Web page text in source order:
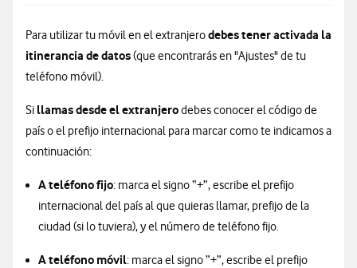
Para utilizar tu móvil en el extranjerodebes tener activada la
itinerancia de datos(que encontrarás en "Ajustes" de tu
teléfono móvil).
Si llamas desde el extranjerodebes conocer el código de
país o el prefijo internacional para marcar como te indicamos a
continuación:
A teléfono fijo: marca el signo “+”, escribe el prefijo
internacional del país al que quieras llamar, prefijo de la
ciudad (si lo tuviera), y el número de teléfono fijo.
A teléfono móvil: marca el signo “+”, escribe el prefijo